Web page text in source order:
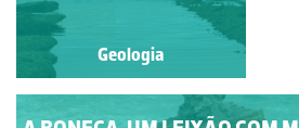
Geologia
Geologia